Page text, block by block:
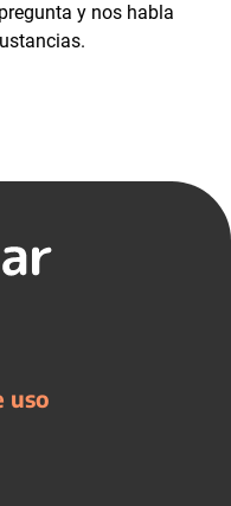
y nos habla
uso